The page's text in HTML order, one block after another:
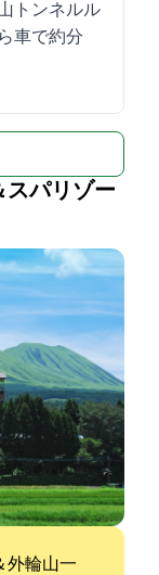
トンネルル
車で約15分
スパリゾー
外輪山一